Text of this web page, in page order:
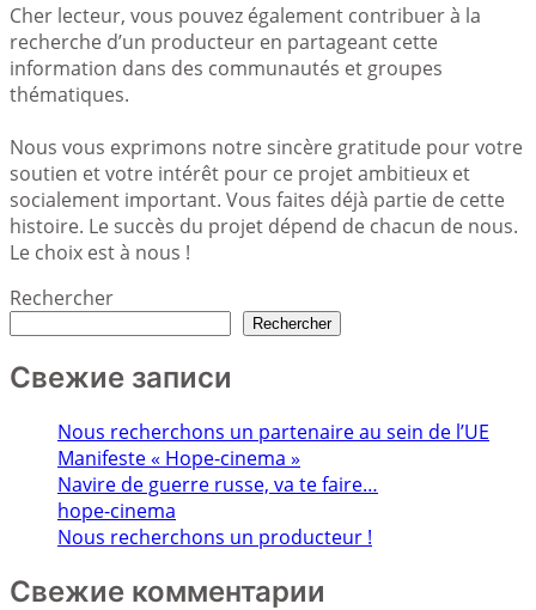
Cher lecteur, vous pouvez également contribuer à la
recherche d’un producteur en partageant cette
information dans des communautés et groupes
thématiques.
Nous vous exprimons notre sincère gratitude pour votre
soutien et votre intérêt pour ce projet ambitieux et
socialement important. Vous faites déjà partie de cette
histoire. Le succès du projet dépend de chacun de nous.
Le choix est à nous !
Rechercher
Rechercher
Свежие записи
Nous recherchons un partenaire au sein de l’UE
Manifeste « Hope-cinema »
Navire de guerre russe, va te faire…
hope-cinema
Nous recherchons un producteur !
Свежие комментарии